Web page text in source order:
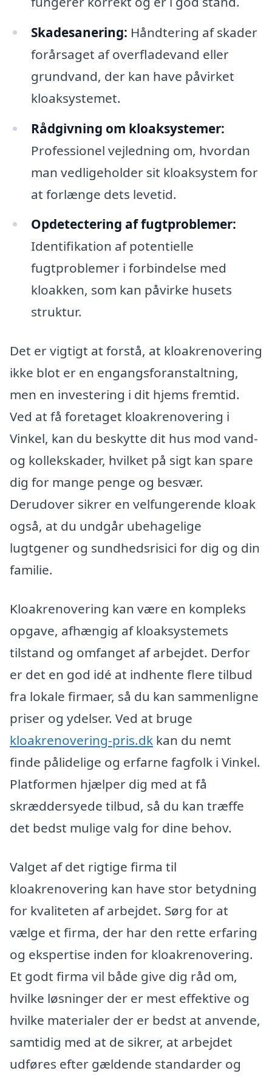
Skadesanering: Håndtering af skader
forårsaget af overfladevand eller
grundvand, der kan have påvirket
kloaksystemet.
Rådgivning om kloaksystemer:
Professionel vejledning om, hvordan
man vedligeholder sit kloaksystem for
at forlænge dets levetid.
Opdetectering af fugtproblemer:
Identifikation af potentielle
fugtproblemer i forbindelse med
kloakken, som kan påvirke husets
struktur.
Det er vigtigt at forstå, at kloakrenovering
ikke blot er en engangsforanstaltning,
men en investering i dit hjems fremtid.
Ved at få foretaget kloakrenovering i
Vinkel, kan du beskytte dit hus mod vand-
og kollekskader, hvilket på sigt kan spare
dig for mange penge og besvær.
Derudover sikrer en velfungerende kloak
også, at du undgår ubehagelige
lugtgener og sundhedsrisici for dig og din
familie.
Kloakrenovering kan være en kompleks
opgave, afhængig af kloaksystemets
tilstand og omfanget af arbejdet. Derfor
er det en god idé at indhente flere tilbud
fra lokale firmaer, så du kan sammenligne
priser og ydelser. Ved at bruge
kloakrenovering-pris.dk kan du nemt
finde pålidelige og erfarne fagfolk i Vinkel.
Platformen hjælper dig med at få
skræddersyede tilbud, så du kan træffe
det bedst mulige valg for dine behov.
Valget af det rigtige firma til
kloakrenovering kan have stor betydning
for kvaliteten af arbejdet. Sørg for at
vælge et firma, der har den rette erfaring
og ekspertise inden for kloakrenovering.
Et godt firma vil både give dig råd om,
hvilke løsninger der er mest effektive og
hvilke materialer der er bedst at anvende,
samtidig med at de sikrer, at arbejdet
udføres efter gældende standarder og